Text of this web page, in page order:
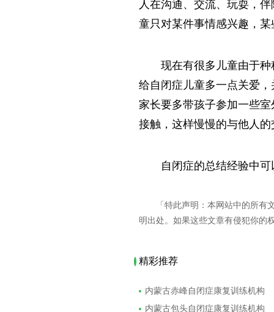
人在沟通、交流、玩耍，
童只对某件事情感兴趣，
现在有很多儿童由于
给自闭症儿童多一点关爱
家长要多带孩子参加一些
接触，这样慢慢的与他人
自闭症的总结经验中
「特此声明：本网站中的所
明出处。如果这些文章有侵犯你的
精彩推荐
内蒙古赤峰自闭症康复训练机构
内蒙古包头自闭症康复训练机构